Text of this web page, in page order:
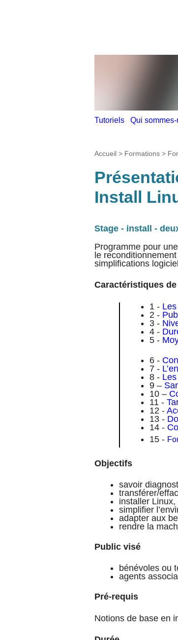
Tutoriels Qui
Accueil > Formations >
Install
Stage - install -
Programme pour
le
simplifications
Caractéristiques
1 -
2 -
3 -
4 -
5 -
6 -
7 -
8 -
9 –
10 –
11 -
12 -
13 -
14 -
15 -
Objectifs
savoir
transférer/
installer Linux,
simplifier
adapter aux
rendre la
Public visé
bénévoles ou
agents
Pré-requis
Notions de base en